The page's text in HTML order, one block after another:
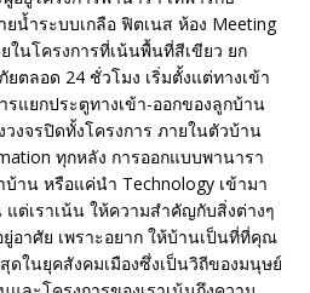
น้ำระบบเกลือ ฟิตเนส ห้อง Meeting
นโครงการที่เน้นพื้นที่สีเขียว ยก
ตลอด 24 ชั่วโมง เริ่มตั้งแต่ทางเข้า
แยกประตูทางเข้า-ออกของลูกบ้าน
งจรปิดทั้งโครงการ ภายในตัวบ้าน
ทุกหลัง การออกแบบพานารา
บ้าน หรือแค่นำ Technology เข้ามา
ต่เราเน้น ให้ความสำคัญกับสิ่งต่างๆ
อาศัย เพราะอยาก ให้บ้านเป็นที่ที่คุณ
ในยุคสังคมเมืองซึ่งเป็นวิถีของมนุษย์